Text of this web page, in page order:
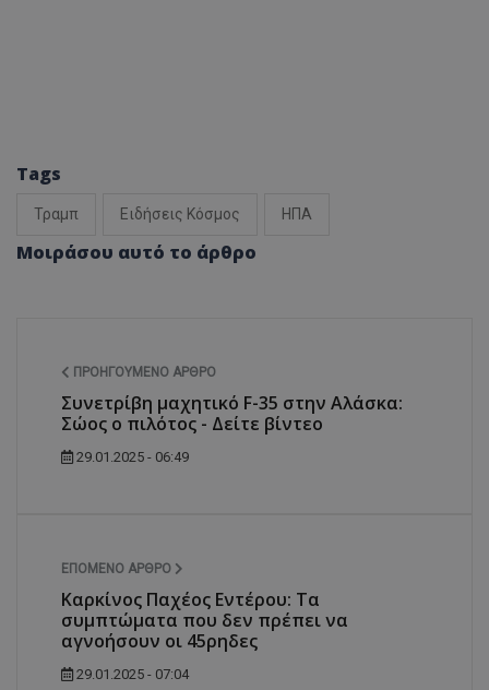
Tags
Τραμπ Ειδήσεις Κόσμος ΗΠΑ
Μοιράσου αυτό το άρθρο
ΠΡΟΗΓΟΎΜΕΝΟ ΆΡΘΡΟ
Συνετρίβη μαχητικό F-35 στην Αλάσκα:
Σώος ο πιλότος - Δείτε βίντεο
29.01.2025 - 06:49
ΕΠΌΜΕΝΟ ΆΡΘΡΟ
Καρκίνος Παχέος Εντέρου: Τα
συμπτώματα που δεν πρέπει να
αγνοήσουν οι 45ρηδες
29.01.2025 - 07:04